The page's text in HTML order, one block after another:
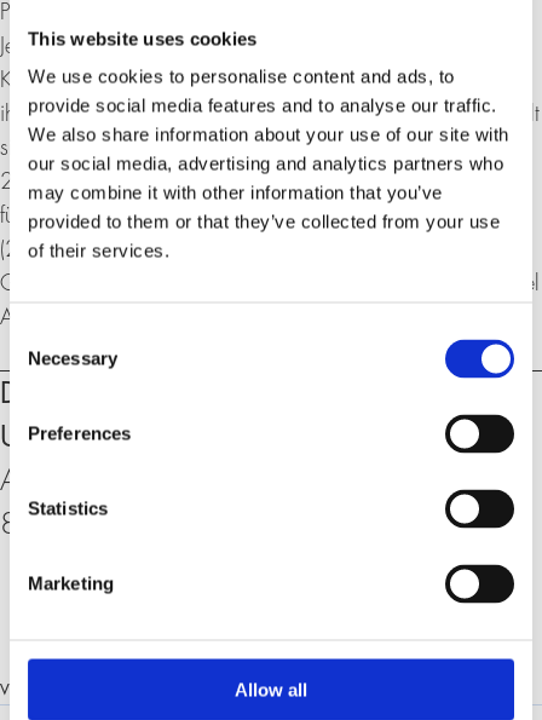
This website uses cookies
We use cookies to personalise content and ads, to
provide social media features and to analyse our traffic.
We also share information about your use of our site with
our social media, advertising and analytics partners who
may combine it with other information that you’ve
provided to them or that they’ve collected from your use
of their services.
Selection
Necessary
Preferences
Statistics
Marketing
Allow all
Psychologie in Tel Aviv, später Film und Drehbuch in
Jerusalem. Für ihre Kurzgeschichten, Drehbücher und
Kurzfilme wurde sie bereits vielfach ausgezeichnet. Für
ihren ersten Roman «Eine Nacht, Markowitz» (2013) erhielt
sie den renommierten Sapir-Preis für das beste Debüt;
2015 folgte mit «Löwen wecken» ihr zweiter Roman, der
für NBC als TV-Serie verfilmt wird. «Wo der Wolf lauert»
(2021) ist ihr derzeit neuester Roman. Ayelet Gundar-
Goshen lebt und arbeitet als Autorin und Psychologin in Tel
Aviv.
Veranstaltungen
Dienstag, 04. April 2023, 18:30 – 20:00
Uhr
An der Universität Zürich, Rämistrasse 71,
8006 Zurich, KOL-G-201 (Aula)
VERANSTALTUNGSSPRACHE: ENGLISCH